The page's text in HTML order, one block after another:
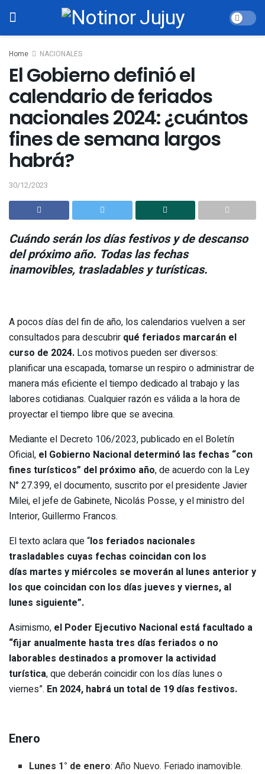
Home NACIONALES
El Gobierno definió el
calendario de feriados
nacionales 2024: ¿cuántos
fines de semana largos
habrá?
30/12/2023
Cuándo serán los días festivos y de descanso
del próximo año. Todas las fechas
inamovibles, trasladables y turísticas.
A pocos días del fin de año, los calendarios vuelven a ser
consultados para descubrir qué feriados marcarán el
curso de 2024. Los motivos pueden ser diversos:
planificar una escapada, tomarse un respiro o administrar de
manera más eficiente el tiempo dedicado al trabajo y las
labores cotidianas. Cualquier razón es válida a la hora de
proyectar el tiempo libre que se avecina.
Mediante el Decreto 106/2023, publicado en el Boletín
Oficial, el Gobierno Nacional determinó las fechas “con
fines turísticos” del próximo año, de acuerdo con la Ley
N° 27.399, el documento, suscrito por el presidente Javier
Milei, el jefe de Gabinete, Nicolás Posse, y el ministro del
Interior, Guillermo Francos.
El texto aclara que “los feriados nacionales
trasladables cuyas fechas coincidan con los
días martes y miércoles se moverán al lunes anterior y
los que coincidan con los días jueves y viernes, al
lunes siguiente”.
Asimismo, el Poder Ejecutivo Nacional está facultado a
“fijar anualmente hasta tres días feriados o no
laborables destinados a promover la actividad
turística, que deberán coincidir con los días lunes o
viernes”. En 2024, habrá un total de 19 días festivos.
Enero
Lunes 1° de enero: Año Nuevo. Feriado inamovible.